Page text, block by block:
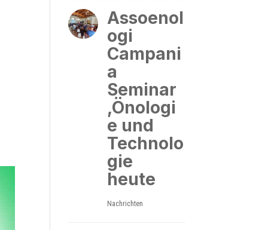
Assoenol
ogi
Campani
a
Seminar
‚Önologi
e und
Technolo
gie
heute
Nachrichten